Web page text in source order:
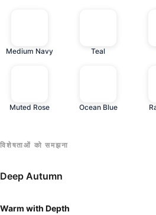
Medium Navy Teal
Muted Rose Ocean Blue
विशेषताओं को समझना
Deep Autumn
Warm with Depth